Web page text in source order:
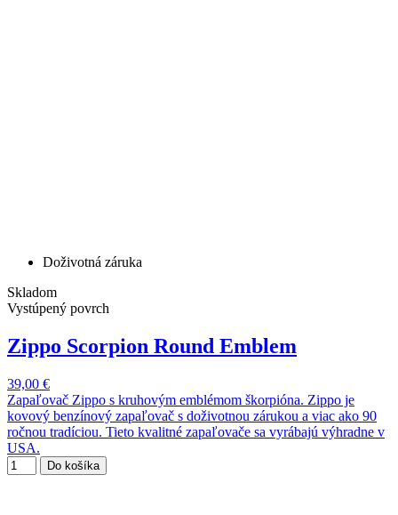
Doživotná záruka
Skladom
Vystúpený povrch
Zippo Scorpion Round Emblem
39,00 €
Zapaľovač Zippo s kruhovým emblémom škorpióna. Zippo je
kovový benzínový zapaľovač s doživotnou zárukou a viac ako 90
ročnou tradíciou. Tieto kvalitné zapaľovače sa vyrábajú výhradne v
USA.
Do košíka